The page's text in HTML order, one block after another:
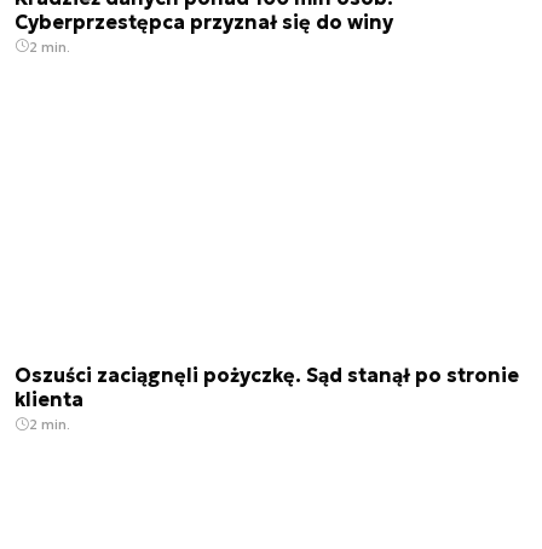
Cyberprzestępca przyznał się do winy
2 min.
Oszuści zaciągnęli pożyczkę. Sąd stanął po stronie
klienta
2 min.